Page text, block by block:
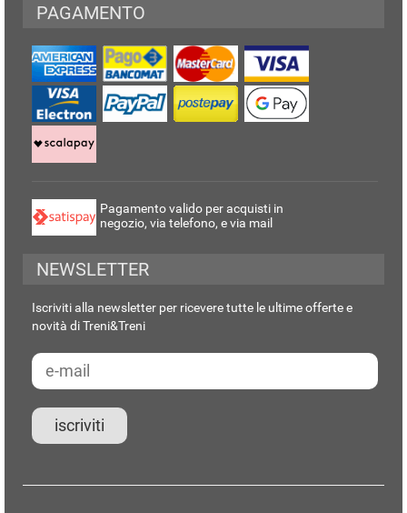
PAGAMENTO
Pagamento valido per acquisti in
negozio, via telefono, e via mail
NEWSLETTER
Iscriviti alla newsletter per ricevere tutte le ultime offerte e
novità di Treni&Treni